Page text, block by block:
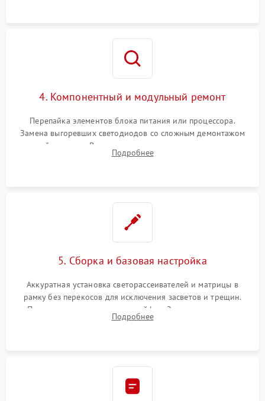
4. Компонентный и модульный ремонт
Перепайка элементов блока питания или процессора.
Замена выгоревших светодиодов со сложным демонтажом
хрупкой матрицы. Восстановление поврежденных дорожек,
прошивка микросхем памяти EEPROM
Подробнее
5. Сборка и базовая настройка
Аккуратная установка светорассеивателей и матрицы в
рамку без перекосов для исключения засветов и трещин.
Подключение внутренних шлейфов. Закрытие корпуса.
Сброс настроек и обновление программного обеспечения.
Подробнее